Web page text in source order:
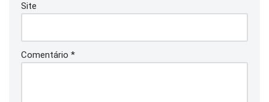
Site
Comentário *